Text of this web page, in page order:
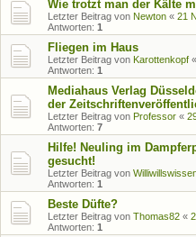
Wie trotzt man der Kälte
Letzter Beitrag von Newton « 21
Antworten: 1
Fliegen im Haus
Letzter Beitrag von Karottenkopf «
Antworten: 1
Mediahaus Verlag
der
Letzter Beitrag von Professor «
Antworten: 7
Hilfe! Neuling im
gesucht!
Letzter Beitrag von
Antworten: 1
Beste Düfte?
Letzter Beitrag von Thomas82 «
Antworten: 1